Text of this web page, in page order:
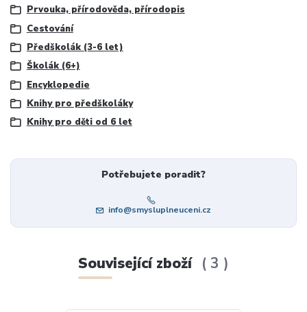
Prvouka, přírodověda, přírodopis
Cestování
Předškolák (3-6 let)
Školák (6+)
Encyklopedie
Knihy pro předškoláky
Knihy pro děti od 6 let
Potřebujete poradit?
info@smysluplneuceni.cz
Související zboží 3